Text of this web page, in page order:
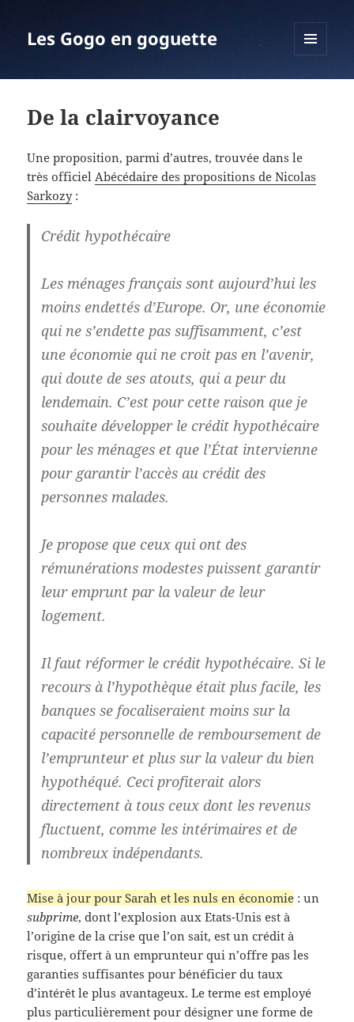
Les Gogo en goguette
De la clairvoyance
Une proposition, parmi d’autres, trouvée dans le
très officielAbécédaire des propositions de Nicolas
Sarkozy:
Crédit hypothécaire
Les ménages français sont aujourd’hui les
moins endettés d’Europe. Or, une économie
qui ne s’endette pas suffisamment, c’est
une économie qui ne croit pas en l’avenir,
qui doute de ses atouts, qui a peur du
lendemain. C’est pour cette raison que je
souhaite développer le crédit hypothécaire
pour les ménages et que l’État intervienne
pour garantir l’accès au crédit des
personnes malades.
Je propose que ceux qui ont des
rémunérations modestes puissent garantir
leur emprunt par la valeur de leur
logement.
Il faut réformer le crédit hypothécaire. Si le
recours à l’hypothèque était plus facile, les
banques se focaliseraient moins sur la
capacité personnelle de remboursement de
l’emprunteur et plus sur la valeur du bien
hypothéqué. Ceci profiterait alors
directement à tous ceux dont les revenus
fluctuent, comme les intérimaires et de
nombreux indépendants.
Mise à jour pour Sarah et les nuls en économie : un
subprime, dont l’explosion aux Etats-Unis est à
l’origine de la crise que l’on sait, estun crédit à
risque, offert à un emprunteur qui n’offre pas les
garanties suffisantes pour bénéficier du taux
d’intérêt le plus avantageux. Le terme est employé
plus particulièrement pour désigner une forme de